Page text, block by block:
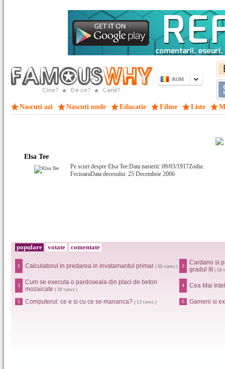
ROM
Nascuti azi Nascuti unde Educatie Filme Liste
Elsa Tee
Pe scurt despre Elsa Tee:Data nasterii: 09/03/1917Zodia:
FecioaraData decesului: 25 Decembrie 2006
populare votate comentate
1 Calculatorul in predarea in invatamantul primar ( 68 views ) 2
Cardano si
gradul III
( 58
3
Cum se executa o pardoseala din placi de beton
mozaicate ( 38 views )
4 Cea Mai
5 Computerul: ce e si cu ce se mananca? ( 13 views ) 6 Gamerii si